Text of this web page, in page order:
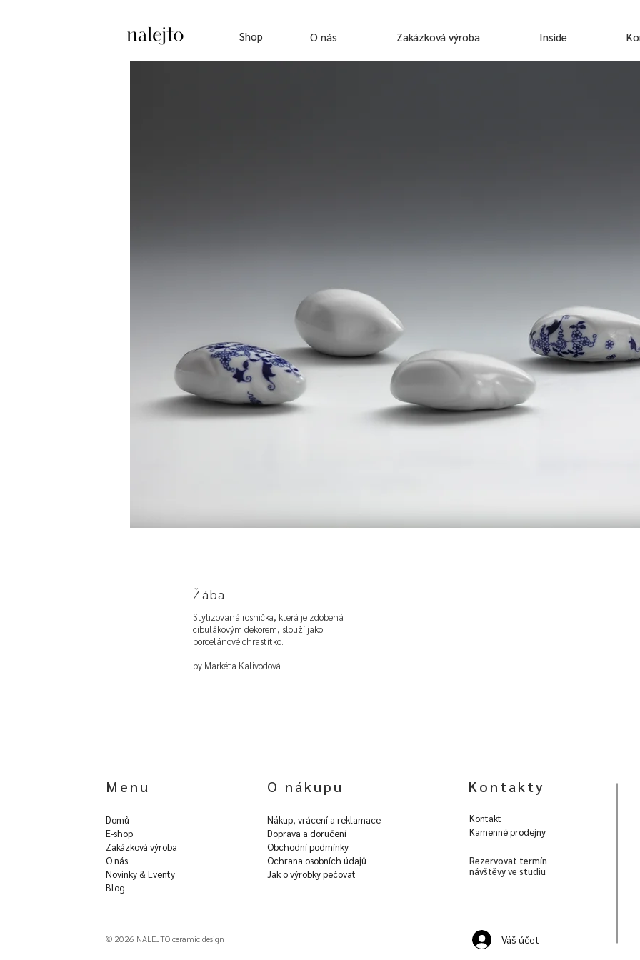
Shop O nás Zakázková výroba Inside
Stylizovaná rosnička, která je zdobená
cibulákovým dekorem, slouží jako
porcelánové chrastítko.
by Markéta Kalivodová
Žába
Menu
Domů
E-shop
Zakázková výroba
O nás
Novinky & Eventy
Blog
O nákupu
Nákup, vrácení a reklamace
Doprava a doručení
Obchodní podmínky
Ochrana osobních údajů
Jak o výrobky pečovat
© 2026 NALEJTO ceramic design
Kontakty
Rezervovat termín
návštěvy ve studiu
Kontakt
Kamenné prodejny
Váš účet